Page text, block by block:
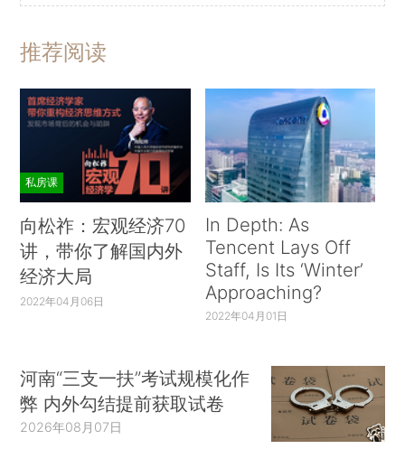
推荐阅读
私房课
向松祚：宏观经济70
讲，带你了解国内外
经济大局
2022年04月06日
In Depth: As
Tencent Lays Off
Staff, Is Its ‘Winter’
Approaching?
2022年04月01日
河南“三支一扶”考试规模化作
弊 内外勾结提前获取试卷
2026年08月07日